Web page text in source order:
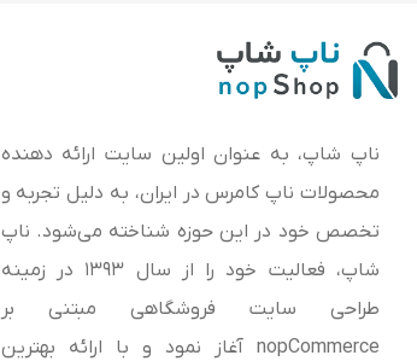
ناپ شاپ، به عنوان اولین سایت ارائه‌ دهنده
محصولات ناپ کامرس در ایران، به دلیل تجربه و
تخصص خود در این حوزه شناخته می‌شود. ناپ
شاپ، فعالیت خود را از سال 1393 در زمینه
طراحی سایت فروشگاهی مبتنی بر
nopCommerce آغاز نمود و با ارائه بهترین